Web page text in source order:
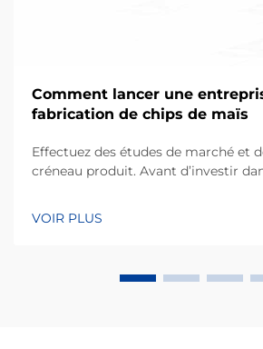
Comment lancer une
fabrication de chips de maïs
Effectuez des études de marché et
créneau produit. Avant d’investir
consommateurs locaux. Les chips
VOIR PLUS